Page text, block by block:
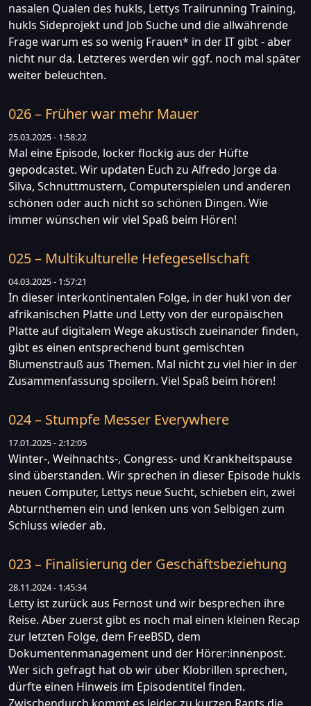
nasalen Qualen des hukls, Lettys Trailrunning Training,
hukls Sideprojekt und Job Suche und die allwährende
Frage warum es so wenig Frauen* in der IT gibt - aber
nicht nur da. Letzteres werden wir ggf. noch mal später
weiter beleuchten.
026 – Früher war mehr Mauer
25.03.2025 - 1:58:22
Mal eine Episode, locker flockig aus der Hüfte
gepodcastet. Wir updaten Euch zu Alfredo Jorge da
Silva, Schnuttmustern, Computerspielen und anderen
schönen oder auch nicht so schönen Dingen. Wie
immer wünschen wir viel Spaß beim Hören!
025 – Multikulturelle Hefegesellschaft
04.03.2025 - 1:57:21
In dieser interkontinentalen Folge, in der hukl von der
afrikanischen Platte und Letty von der europäischen
Platte auf digitalem Wege akustisch zueinander finden,
gibt es einen entsprechend bunt gemischten
Blumenstrauß aus Themen. Mal nicht zu viel hier in der
Zusammenfassung spoilern. Viel Spaß beim hören!
024 – Stumpfe Messer Everywhere
17.01.2025 - 2:12:05
Winter-, Weihnachts-, Congress- und Krankheitspause
sind überstanden. Wir sprechen in dieser Episode hukls
neuen Computer, Lettys neue Sucht, schieben ein, zwei
Abturnthemen ein und lenken uns von Selbigen zum
Schluss wieder ab.
023 – Finalisierung der Geschäftsbeziehung
28.11.2024 - 1:45:34
Letty ist zurück aus Fernost und wir besprechen ihre
Reise. Aber zuerst gibt es noch mal einen kleinen Recap
zur letzten Folge, dem FreeBSD, dem
Dokumentenmanagement und der Hörer:innenpost.
Wer sich gefragt hat ob wir über Klobrillen sprechen,
dürfte einen Hinweis im Episodentitel finden.